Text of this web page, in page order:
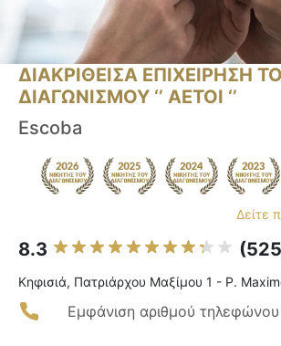
ΔΙΑΚΡΙΘΕΙΣΑ ΕΠΙΧΕΙΡΗΣΗ
ΔΙΑΓΩΝΙΣΜΟΥ ‘’ ΑΕΤΟΙ ‘’
Escoba
Δείτε
8.3
Κηφισιά, Πατριάρχου Μαξίμου 1 - P.
Εμφάνιση αριθμού τηλεφώνου